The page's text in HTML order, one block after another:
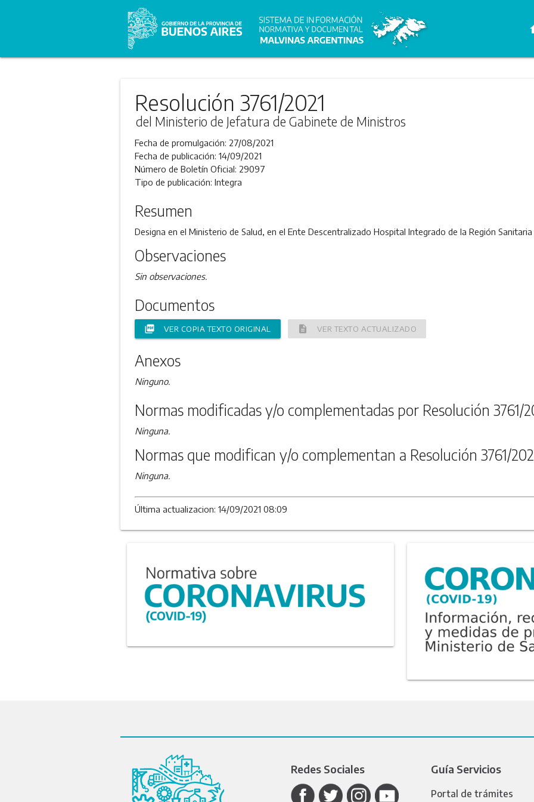
Resolución 3761/2021
del Ministerio de Jefatura de Gabinete de Ministros
Fecha de promulgación: 27/08/2021
Fecha de publicación: 14/09/2021
Número de Boletín Oficial: 29097
Tipo de publicación: Integra
Resumen
Designa en el Ministerio de Salud, en el Ente Descentralizado Hospital Integrado de la Región Sanitaria
Observaciones
Sin observaciones.
Documentos
picture_as_pdf VER COPIA TEXTO ORIGINAL description VER TEXTO ACTUALIZADO
Anexos
Ninguno.
Normas modificadas y/o complementadas por Resolución 3761/
Ninguna.
Normas que modifican y/o complementan a Resolución 3761/
Ninguna.
Última actualizacion: 14/09/2021 08:09
Redes Sociales Guía Servicios
Portal de trámites